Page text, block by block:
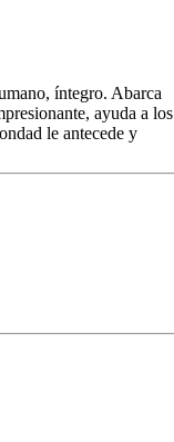
íntegro. Abarca
ayuda a los
le antecede y